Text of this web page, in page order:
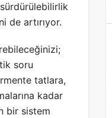
de artırıyor.
soru
tatlara,
kadar
bir sistem